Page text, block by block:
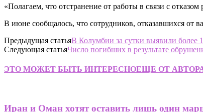
«Полагаем, что отстранение от работы в связи с
В июне сообщалось, что сотрудников, отказавшихся от
Предыдущая статьяВ Колумбии за сутки выявили более
Следующая статьяЧисло погибших в результате
ЭТО МОЖЕТ БЫТЬ ИНТЕРЕСНОЕЩЕ ОТ
Иран и Оман хотят оставить лишь один